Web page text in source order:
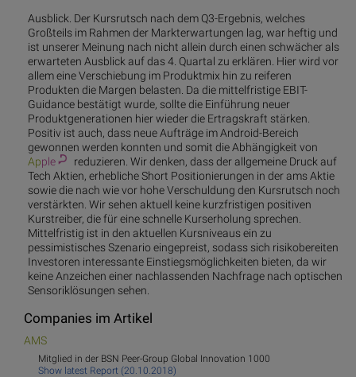
Ausblick. Der Kursrutsch nach dem Q3-Ergebnis, welches
Großteils im Rahmen der Markterwartungen lag, war heftig und
ist unserer Meinung nach nicht allein durch einen schwächer als
erwarteten Ausblick auf das 4. Quartal zu erklären. Hier wird vor
allem eine Verschiebung im Produktmix hin zu reiferen
Produkten die Margen belasten. Da die mittelfristige EBIT-
Guidance bestätigt wurde, sollte die Einführung neuer
Produktgenerationen hier wieder die Ertragskraft stärken.
Positiv ist auch, dass neue Aufträge im Android-Bereich
gewonnen werden konnten und somit die Abhängigkeit von
Apple
reduzieren. Wir denken, dass der allgemeine Druck auf
Tech Aktien, erhebliche Short Positionierungen in der ams Aktie
sowie die nach wie vor hohe Verschuldung den Kursrutsch noch
verstärkten. Wir sehen aktuell keine kurzfristigen positiven
Kurstreiber, die für eine schnelle Kurserholung sprechen.
Mittelfristig ist in den aktuellen Kursniveaus ein zu
pessimistisches Szenario eingepreist, sodass sich risikobereiten
Investoren interessante Einstiegsmöglichkeiten bieten, da wir
keine Anzeichen einer nachlassenden Nachfrage nach optischen
Sensoriklösungen sehen.
Companies im Artikel
AMS
Mitglied in der BSN Peer-Group Global Innovation 1000
Show latest Report (20.10.2018)